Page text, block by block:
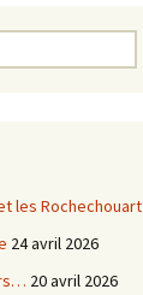
les Rochechouart
24 avril 2026
20 avril 2026